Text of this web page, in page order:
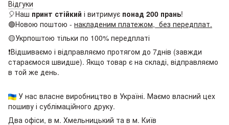
Відгуки
🎈Наш принт стійкий і витримує понад 200 прань!
🟢Новою поштою - накладеним платежом, без передплат.
🟡Укрпоштою тільки по 100% передплаті
❗Відшиваємо і відправляємо протягом до 7днів (завжди
стараємося швидше). Якщо товар є на складі, відправляємо
в той же день.
У нас власне виробництво в Україні. Маємо власний цех
пошиву і сублімаційного друку.
Два офіси, в м. Хмельницький та в м. Київ